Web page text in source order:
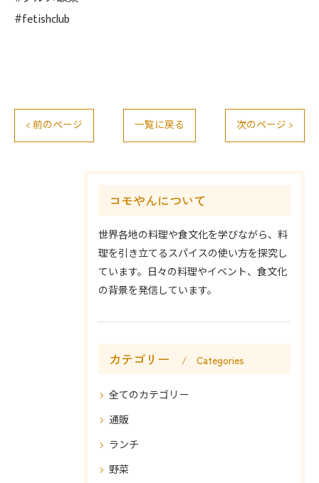
#fetishclub
< 前のページ 一覧に戻る 次のページ >
コモやんについて
世界各地の料理や食文化を学びながら、料
理を引き立てるスパイスの使い方を探究し
ています。日々の料理やイベント、食文化
の背景を発信しています。
カテゴリー Categories
全てのカテゴリー
通販
ランチ
野菜